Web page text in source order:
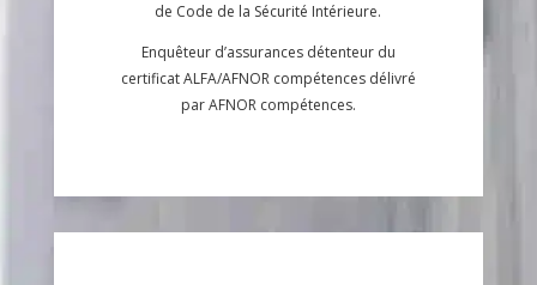
de Code de la Sécurité Intérieure.
Enquêteur d’assurances détenteur du
certificat ALFA/AFNOR compétences délivré
par AFNOR compétences.